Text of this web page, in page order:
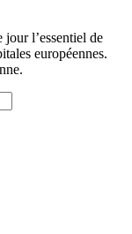
l’essentiel de
européennes.